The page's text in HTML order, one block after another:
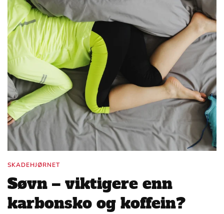
SKADEHJØRNET
Søvn – viktigere enn
karbonsko og koffein?